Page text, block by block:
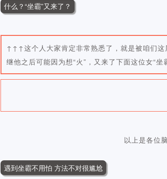
什么？“坐霸”又来了？
↑↑↑这个人大家肯定非常熟悉了，就是被咱们这
继他之后可能因为想“火”，又来了下面这位女“
以上是各位
遇到坐霸不用怕 方法不对很尴尬